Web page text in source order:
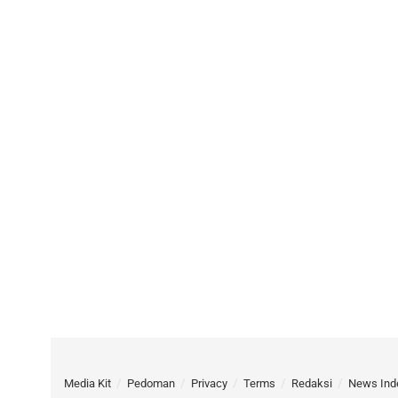
Media Kit Pedoman Privacy Terms Redaksi News